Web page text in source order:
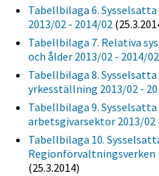
Tabellbilaga 6.
2013/02 - 2014/02
Tabellbilaga 7. Relativa
och ålder 2013/02 - 2014/02
Tabellbilaga 8.
yrkesställning 2013/02 -
Tabellbilaga 9.
arbetsgivarsektor 2013/02
Tabellbilaga 10.
Regionförvaltningsverken
(25.3.2014)